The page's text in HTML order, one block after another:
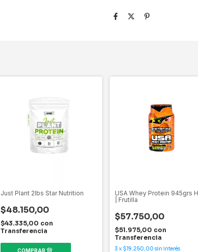
Just Plant 2lbs Star Nutrition
$48.150,00
$43.335,00 con
Transferencia
USA Whey Protein 945grs
| Frutilla
$57.750,00
$51.975,00 con
Transferencia
3 x $19.250,00 sin interés